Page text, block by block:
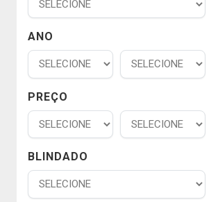
ANO
PREÇO
BLINDADO